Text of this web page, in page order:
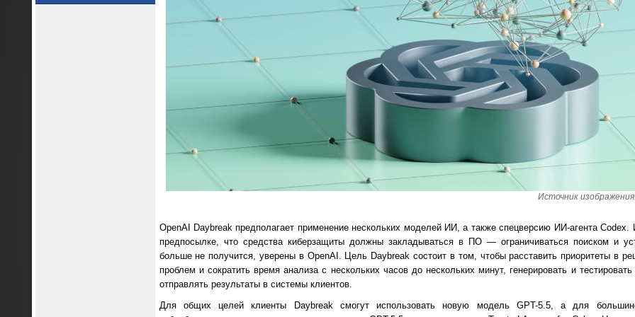
Источник
OpenAI Daybreak предполагает применение нескольких моделей ИИ, а также спецверсию ИИ-агента Codex.
предпосылке, что средства киберзащиты должны закладываться в ПО — ограничиваться поиском и
больше не получится, уверены в OpenAI. Цель Daybreak состоит в том, чтобы расставить приоритеты в
проблем и сократить время анализа с нескольких часов до нескольких минут, генерировать и
отправлять результаты в системы клиентов.
Для общих целей клиенты Daybreak смогут использовать новую модель GPT-5.5, а для